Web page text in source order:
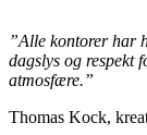
”Alle kontorer har
dagslys og respekt
atmosfære.”
Thomas Kock,